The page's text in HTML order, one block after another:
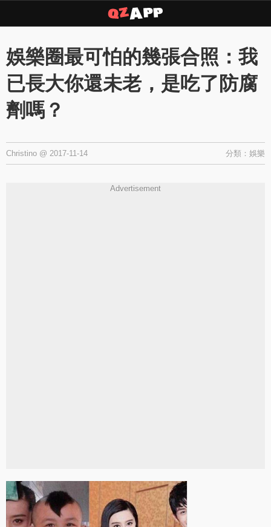
娛樂圈最可怕的幾張合照：我
已長大你還未老，是吃了防腐
劑嗎？
分類： 娛樂
Christino @ 2017-11-14
Advertisement
Copyright © 2026 ·QZAPP